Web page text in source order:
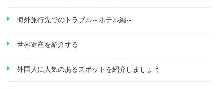
海外旅行先でのトラブル～ホテル編～
世界遺産を紹介する
外国人に人気のあるスポットを紹介しましょう